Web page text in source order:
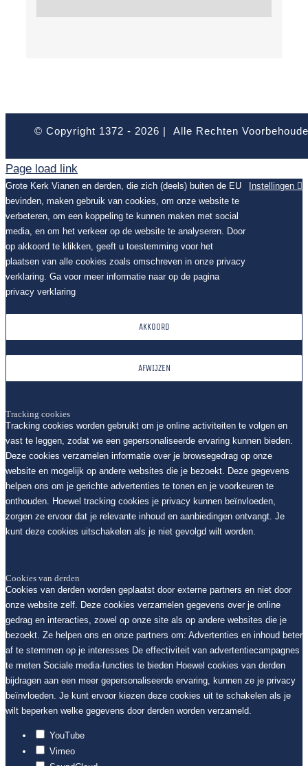
© Copyright 1372 - 2026 | Alle Rechten
Page load link
Grote Kerk Vianen en derden, die zich (deels) buiten de EU
bevinden, maken gebruik van cookies, om onze website te
verbeteren, om een koppeling te kunnen maken met social
media, en om het verkeer op de website te analyseren. Door
op akkoord te klikken, geeft u toestemming voor het
plaatsen van alle cookies zoals omschreven in onze privacy
verklaring. Ga voor meer informatie naar op de pagina
privacy verklaring
Instellingen
AKKOORD
AFWIJZEN
Tracking cookies
Tracking cookies worden gebruikt om je online activiteiten te volgen en
vast te leggen, zodat we een gepersonaliseerde ervaring kunnen bieden.
Deze cookies verzamelen informatie over je browsegedrag op onze
website en mogelijk op andere websites die je bezoekt. Deze gegevens
helpen ons om je gerichte advertenties te tonen en je voorkeuren te
onthouden. Hoewel tracking cookies je privacy kunnen beïnvloeden,
zorgen ze ervoor dat je relevante inhoud en aanbiedingen ontvangt. Je
kunt deze cookies uitschakelen als je niet gevolgd wilt worden.
Cookies van derden
Cookies van derden worden geplaatst door externe partners en niet door
onze website zelf. Deze cookies verzamelen gegevens over je online
gedrag en interacties, zowel op onze site als op andere websites die je
bezoekt. Ze helpen ons en onze partners om: Advertenties en inhoud beter
af te stemmen op je interesses De effectiviteit van advertentiecampagnes
te meten Sociale media-functies te bieden Hoewel cookies van derden
bijdragen aan een meer gepersonaliseerde ervaring, kunnen ze je privacy
beïnvloeden. Je kunt ervoor kiezen deze cookies uit te schakelen als je
wilt beperken welke gegevens door derden worden verzameld.
YouTube
Vimeo